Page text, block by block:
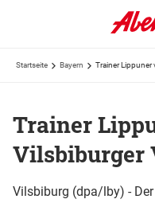
Startseite Bayern Trainer Lippuner
Trainer
Vilsbiburger
Vilsbiburg (dpa/lby) -